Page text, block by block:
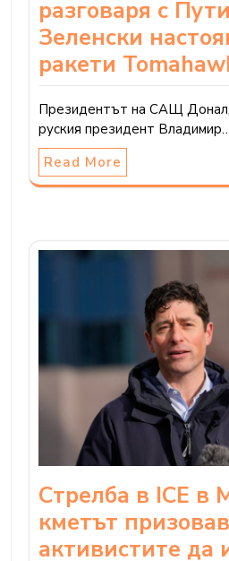
разговаря с
Зеленски
ракети
Президентът на САЩ
руския президент
Read More
Стрелба в ICE в
кметът
активистите да